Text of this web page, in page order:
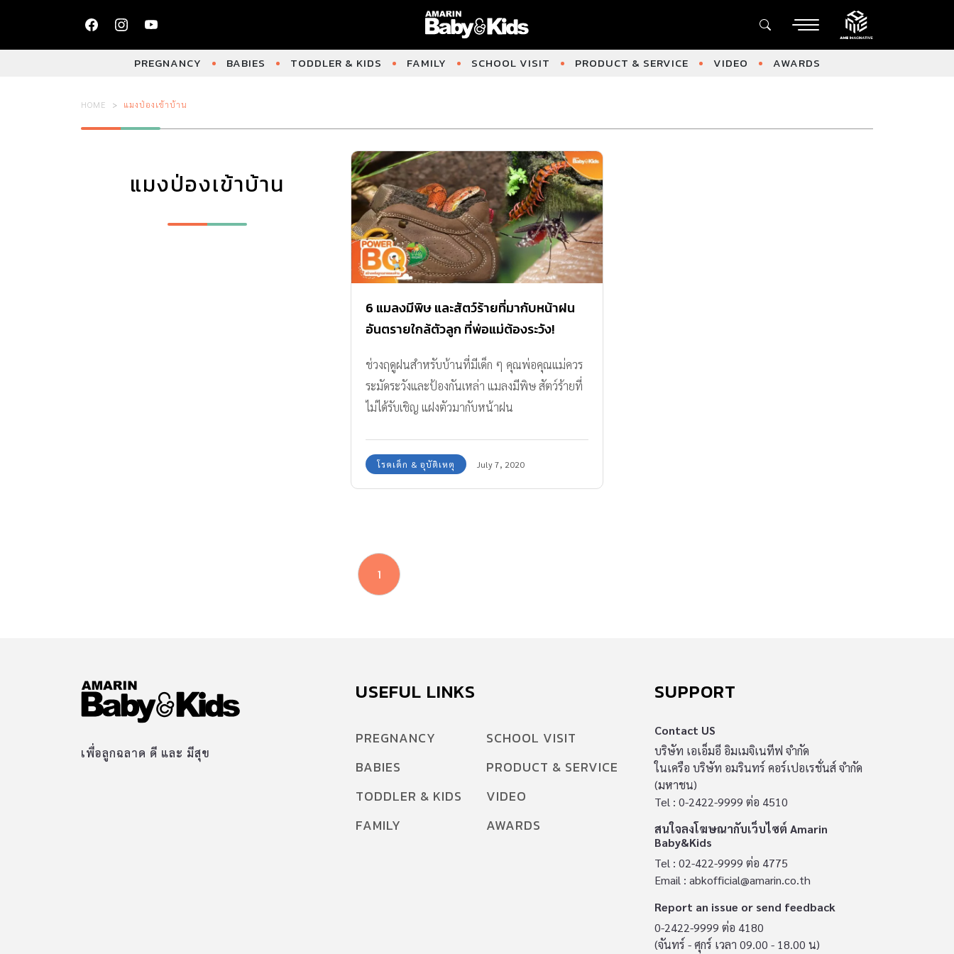
PREGNANCY BABIES TODDLER & KIDS FAMILY SCHOOL VISIT PRODUCT & SERVICE VIDEO AWARDS
HOME แมงป่องเข้าบ้าน
แมงป่องเข้าบ้าน
6 แมลงมีพิษ และสัตว์ร้ายที่มากับหน้าฝน
อันตรายใกล้ตัวลูก ที่พ่อแม่ต้องระวัง!
ช่วงฤดูฝนสำหรับบ้านที่มีเด็ก ๆ คุณพ่อคุณแม่ควร
ระมัดระวังและป้องกันเหล่า แมลงมีพิษ สัตว์ร้ายที่
ไม่ได้รับเชิญ แฝงตัวมากับหน้าฝน
โรคเด็ก & อุบัติเหตุ July 7, 2020
1
เพื่อลูกฉลาด ดี และ มีสุข
USEFUL LINKS
PREGNANCY
BABIES
TODDLER & KIDS
FAMILY
SCHOOL VISIT
PRODUCT & SERVICE
VIDEO
AWARDS
SUPPORT
Contact US
บริษัท เอเอ็มอี อิมเมจิเนทีฟ จำกัด
ในเครือ บริษัท อมรินทร์ คอร์เปอเรชั่นส์ จำกัด
(มหาชน)
Tel : 0-2422-9999 ต่อ 4510
สนใจลงโฆษณากับเว็บไซต์ Amarin
Baby&Kids
Tel : 02-422-9999 ต่อ 4775
Email : abkofficial@amarin.co.th
Report an issue or send feedback
0-2422-9999 ต่อ 4180
(จันทร์ - ศุกร์ เวลา 09.00 - 18.00 น)